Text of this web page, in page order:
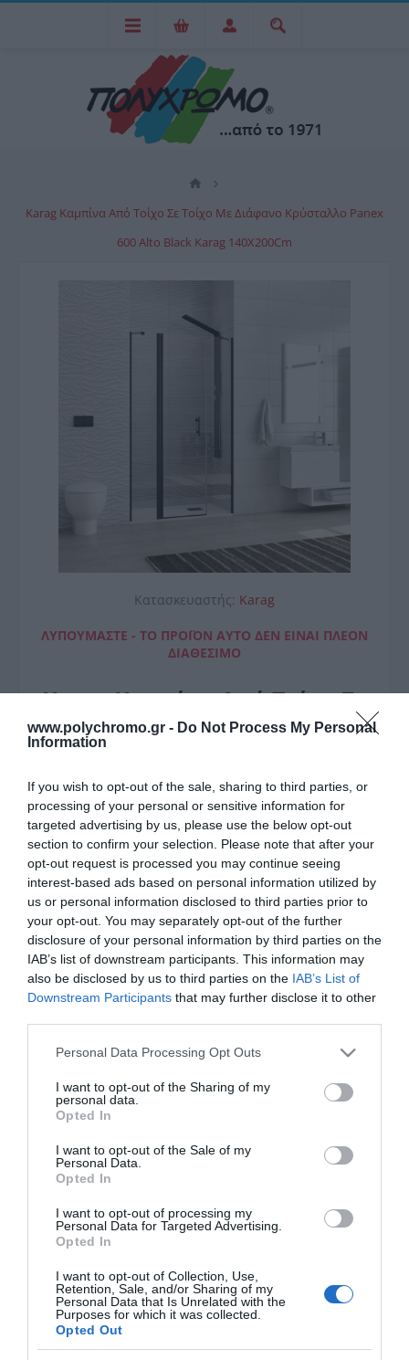
www.polychromo.gr - Do Not Process My Personal
Information
If you wish to opt-out of the sale, sharing to third parties, or
processing of your personal or sensitive information for
targeted advertising by us, please use the below opt-out
section to confirm your selection. Please note that after your
opt-out request is processed you may continue seeing
interest-based ads based on personal information utilized by
us or personal information disclosed to third parties prior to
your opt-out. You may separately opt-out of the further
disclosure of your personal information by third parties on the
IAB’s list of downstream participants. This information may
also be disclosed by us to third parties on the IAB’s List of
Downstream Participants that may further disclose it to other
Please note that this website/app uses one or more Google
not limited to your visit or usage behaviour. You may click to
grant or deny consent to Google and its third-party tags to
use your data for below specified purposes in below Google
consent section.
Personal Data Processing Opt Outs
I want to opt-out of the Sharing of my
personal data.
Opted In
I want to opt-out of the Sale of my
Personal Data.
Opted In
I want to opt-out of processing my
Personal Data for Targeted Advertising.
Opted In
I want to opt-out of Collection, Use,
Retention, Sale, and/or Sharing of my
Personal Data that Is Unrelated with the
Purposes for which it was collected.
Opted Out
Karag Καμπίνα Από Τοίχο Σε Τοίχο Με Διάφανο Κρύσταλλο Panex
600 Alto Black Karag 140X200Cm
Κατασκευαστής: Karag
ΛΥΠΟΎΜΑΣΤΕ - ΤΟ ΠΡΟΪΌΝ ΑΥΤΌ ΔΕΝ ΕΊΝΑΙ ΠΛΈΟΝ
ΔΙΑΘΈΣΙΜΟ
Karag Καμπίνα Από Τοίχο Σε
Τοίχο Με Διάφανο
Black Karag 140X200Cm
383,00 €
Διαθέσιμο από 4 έως 10 ημέρες
ΚΩΔΙΚΟΣ: PANHN600140
ΠΕΡΙΓΡΑΦΉ